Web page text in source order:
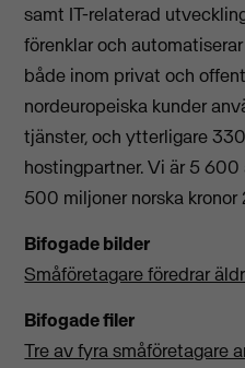
samt IT-relaterad
förenklar och
både inom privat och
nordeuropeiska kunder
tjänster, och ytterligare
hostingpartner. Vi är 5
500 miljoner norska kronor
Bifogade bilder
Småföretagare föredrar
Bifogade filer
Tre av fyra småföretagare